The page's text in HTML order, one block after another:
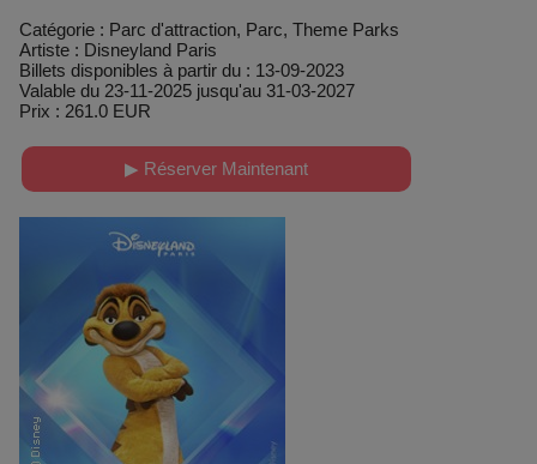
Catégorie : Parc d'attraction, Parc, Theme Parks
Artiste : Disneyland Paris
Billets disponibles à partir du : 13-09-2023
Valable du 23-11-2025 jusqu'au 31-03-2027
Prix : 261.0 EUR
▶ Réserver Maintenant